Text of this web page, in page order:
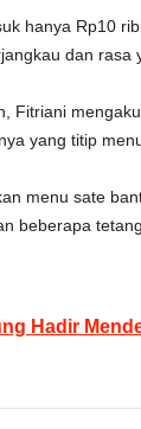
hanya Rp10
dan rasa
Fitriani
yang titip
menu sate
beberapa
Hadir